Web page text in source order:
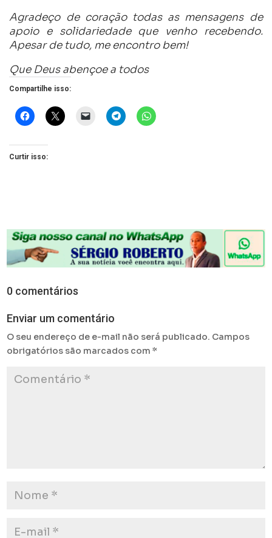
Agradeço de coração todas as mensagens de
apoio e solidariedade que venho recebendo.
Apesar de tudo, me encontro bem!
Que Deus abençoe a todos
Compartilhe isso:
Curtir isso:
0 comentários
Enviar um comentário
O seu endereço de e-mail não será publicado. Campos
obrigatórios são marcados com*